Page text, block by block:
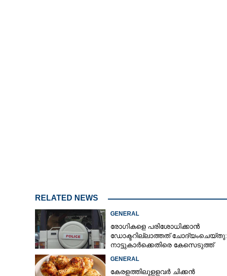
RELATED NEWS
GENERAL
രോഗികളെ പരിശോധിക്കാൻ
ഡോക്ടറില്ലാത്തത് ചോദ്യംചെയ്തു:
നാട്ടുകാർക്കെതിരെ കേസെടുത്ത്
GENERAL
കേരളത്തിലുളളവർ ചിക്കൻ